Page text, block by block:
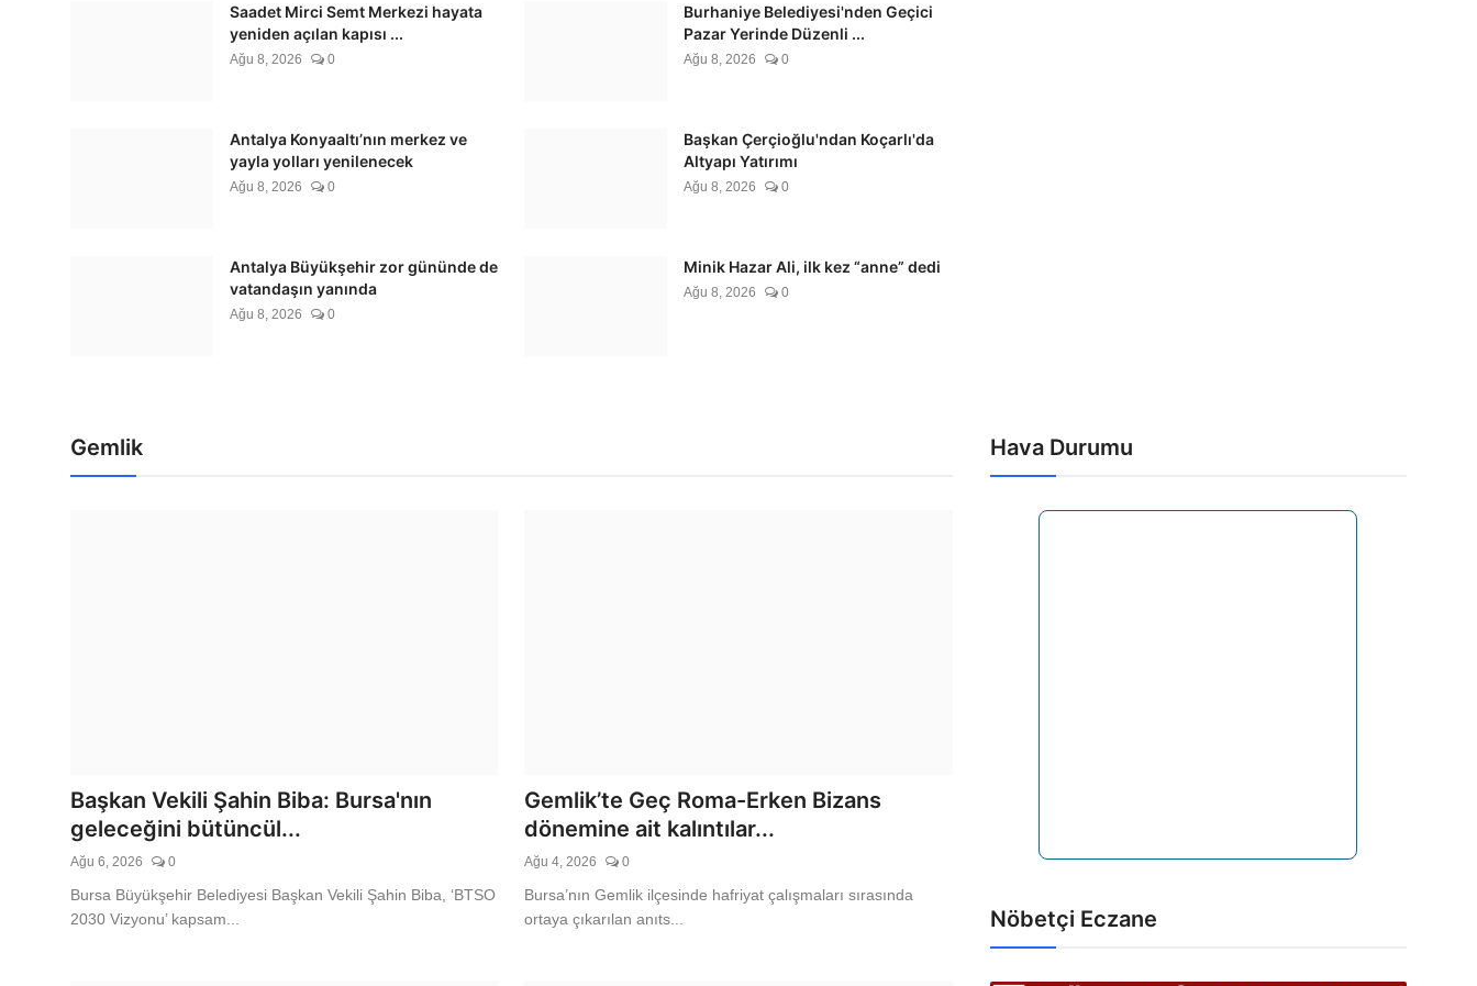
Saadet Mirci Semt Merkezi hayata yeniden açılan
kapısı oldu
Saadet Mirci Semt Merkezi hayata
yeniden açılan kapısı ...
Ağu 8, 2026 0
Burhaniye Belediyesi'nden Geçici
Pazar Yerinde Düzenli ...
Ağu 8, 2026 0
Antalya Konyaaltı’nın merkez ve
yayla yolları yenilenecek
Ağu 8, 2026 0
Başkan Çerçioğlu'ndan Koçarlı'da
Altyapı Yatırımı
Ağu 8, 2026 0
Antalya Büyükşehir zor gününde de
vatandaşın yanında
Ağu 8, 2026 0
Minik Hazar Ali, ilk kez “anne” dedi
Ağu 8, 2026 0
Gemlik
Başkan Vekili Şahin Biba: Bursa'nın
geleceğini bütüncül...
Ağu 6, 2026 0
Bursa Büyükşehir Belediyesi Başkan Vekili Şahin Biba, ‘BTSO
2030 Vizyonu’ kapsam...
Gemlik’te Geç Roma-Erken Bizans
dönemine ait kalıntılar...
Ağu 4, 2026 0
Bursa’nın Gemlik ilçesinde hafriyat çalışmaları sırasında
ortaya çıkarılan anıts...
Hava Durumu
Nöbetçi Eczane